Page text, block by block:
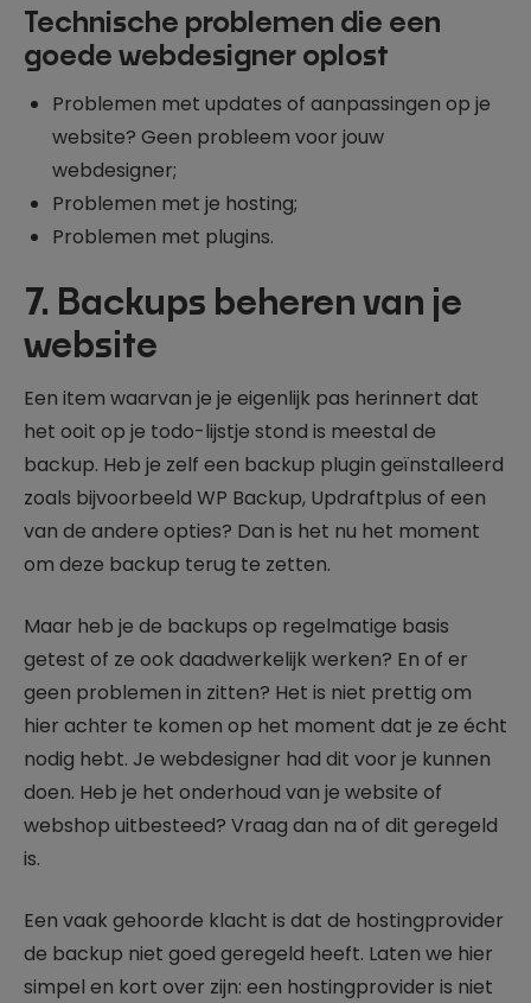
Technische problemen die een
goede webdesigner oplost
Problemen met updates of aanpassingen op je
website? Geen probleem voor jouw
webdesigner;
Problemen met je hosting;
Problemen met plugins.
7. Backups beheren van je
website
Een item waarvan je je eigenlijk pas herinnert dat
het ooit op je todo-lijstje stond is meestal de
backup. Heb je zelf een backup plugin geïnstalleerd
zoals bijvoorbeeld WP Backup, Updraftplus of een
van de andere opties? Dan is het nu het moment
om deze backup terug te zetten.
Maar heb je de backups op regelmatige basis
getest of ze ook daadwerkelijk werken? En of er
geen problemen in zitten? Het is niet prettig om
hier achter te komen op het moment dat je ze écht
nodig hebt. Je webdesigner had dit voor je kunnen
doen. Heb je het onderhoud van je website of
webshop uitbesteed? Vraag dan na of dit geregeld
is.
Een vaak gehoorde klacht is dat de hostingprovider
de backup niet goed geregeld heeft. Laten we hier
simpel en kort over zijn: een hostingprovider is niet